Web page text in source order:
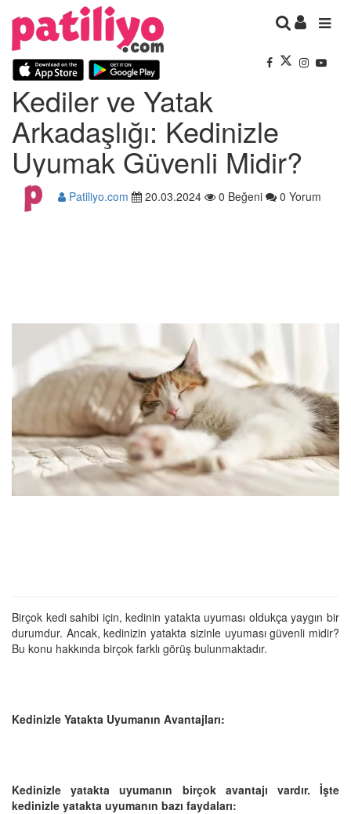
Kediler ve Yatak
Arkadaşlığı: Kedinizle
Uyumak Güvenli Midir?
Patiliyo.com 20.03.2024 0 Beğeni 0 Yorum
Birçok kedi sahibi için, kedinin yatakta uyuması oldukça yaygın bir
durumdur. Ancak, kedinizin yatakta sizinle uyuması güvenli midir?
Bu konu hakkında birçok farklı görüş bulunmaktadır.
Kedinizle Yatakta Uyumanın Avantajları:
Kedinizle yatakta uyumanın birçok avantajı vardır. İşte
kedinizle yatakta uyumanın bazı faydaları: